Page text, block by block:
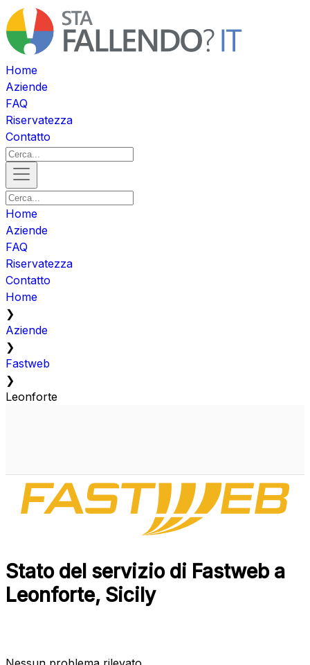
Home
Aziende
FAQ
Riservatezza
Contatto
Home
Aziende
FAQ
Riservatezza
Contatto
Home
❯
Aziende
❯
Fastweb
❯
Leonforte
Stato del servizio di Fastweb a
Leonforte, Sicily